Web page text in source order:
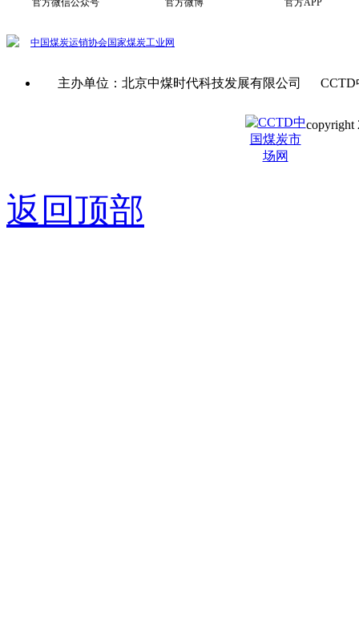
中国煤炭运销协会国家煤炭工业网
主办单位：北京中煤时代科技发展有限公司
copyright
返回顶部